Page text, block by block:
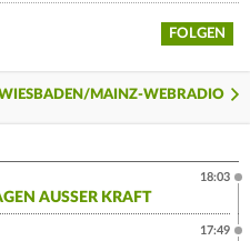
FOLGEN
MAINZ-WEBRADIO
AUSSER KRAFT
18:03
17:49